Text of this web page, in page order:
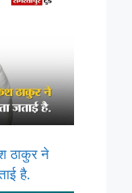
ठाकुर ने
है.